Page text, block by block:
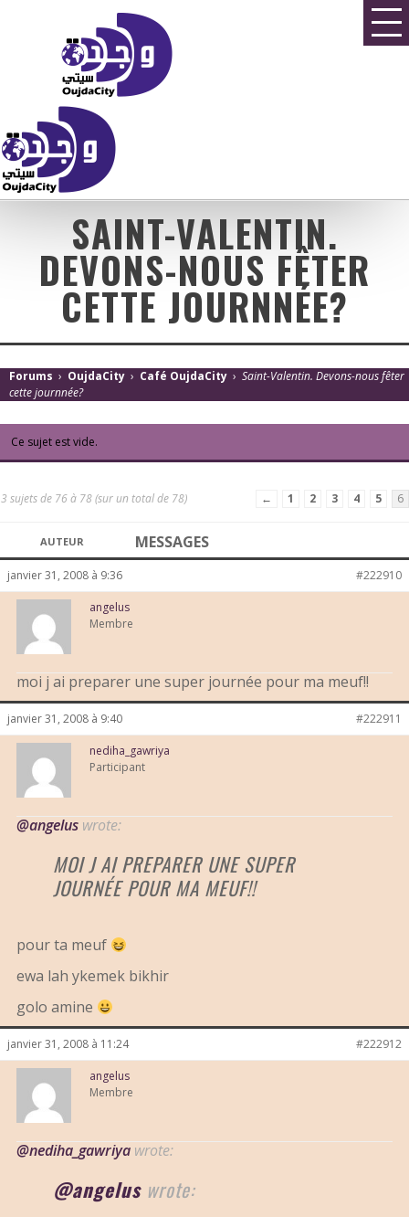
SAINT-VALENTIN.
DEVONS-NOUS FÊTER
CETTE JOURNNÉE?
Forums › OujdaCity › Café OujdaCity › Saint-Valentin. Devons-nous fêter
cette journnée?
Ce sujet est vide.
3 sujets de 76 à 78 (sur un total de 78) ← 1 2 3 4 5 6
AUTEUR MESSAGES
janvier 31, 2008 à 9:36 #222910
angelus
Membre
moi j ai preparer une super journée pour ma meuf!!
janvier 31, 2008 à 9:40 #222911
nediha_gawriya
Participant
@angelus wrote:
MOI J AI PREPARER UNE SUPER
JOURNÉE POUR MA MEUF!!
pour ta meuf
ewa lah ykemek bikhir
golo amine
janvier 31, 2008 à 11:24 #222912
angelus
Membre
@nediha_gawriya wrote:
@angeluswrote: